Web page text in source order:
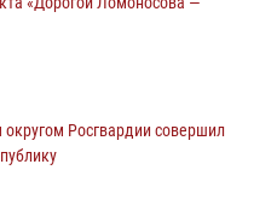
Росгвардии совершил